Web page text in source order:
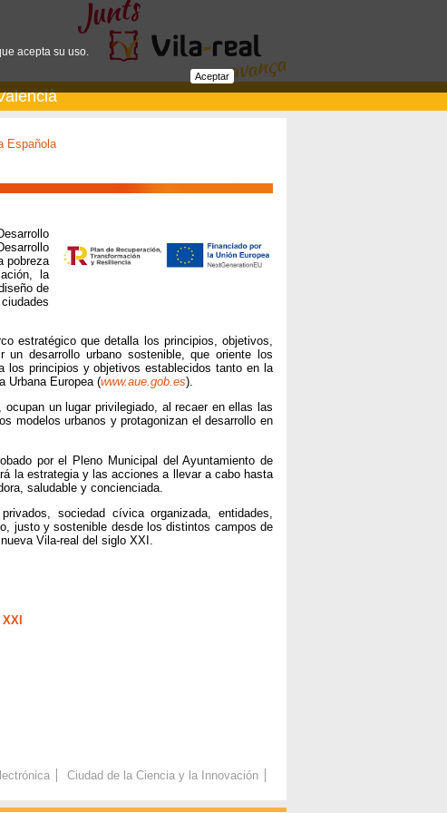
Española
pobreza
la
de
estratégico que detalla los principios, objetivos,
desarrollo urbano sostenible, que oriente los
los principios y objetivos establecidos tanto en la
Urbana Europea (www.aue.gob.es).
un lugar privilegiado, al recaer en ellas las
modelos urbanos y protagonizan el desarrollo en
por el Pleno Municipal del Ayuntamiento de
la estrategia y las acciones a llevar a cabo hasta
saludable y concienciada.
sociedad cívica organizada, entidades,
justo y sostenible desde los distintos campos de
Vila-real del siglo XXI.
Ciudad de la Ciencia y la Innovación
acepta su uso.
Aceptar